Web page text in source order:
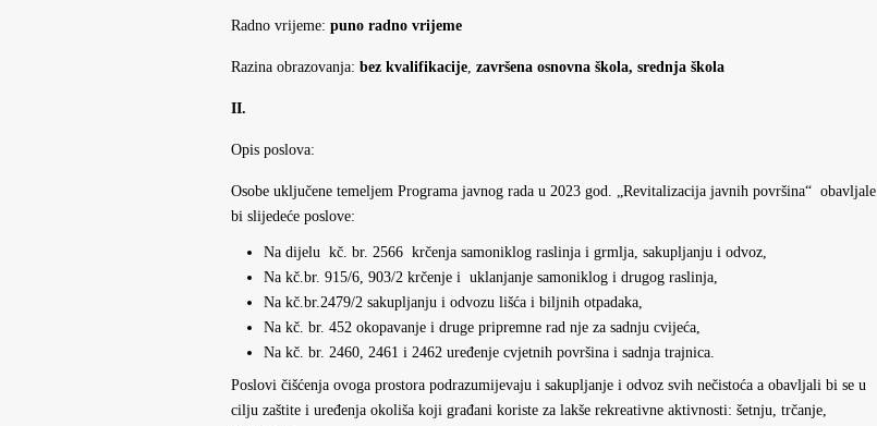
Radno vrijeme: puno radno vrijeme
Razina obrazovanja: bez kvalifikacije, završena osnovna škola, srednja škola
II.
Opis poslova:
Osobe uključene temeljem Programa javnog rada u 2023 god. „Revitalizacija javnih površina“ obavljale
bi slijedeće poslove:
Na dijelu kč. br. 2566 krčenja samoniklog raslinja i grmlja, sakupljanju i odvoz,
Na kč.br. 915/6, 903/2 krčenje i uklanjanje samoniklog i drugog raslinja,
Na kč.br.2479/2 sakupljanju i odvozu lišća i biljnih otpadaka,
Na kč. br. 452 okopavanje i druge pripremne rad nje za sadnju cvijeća,
Na kč. br. 2460, 2461 i 2462 uređenje cvjetnih površina i sadnja trajnica.
Poslovi čišćenja ovoga prostora podrazumijevaju i sakupljanje i odvoz svih nečistoća a obavljali bi se u
cilju zaštite i uređenja okoliša koji građani koriste za lakše rekreativne aktivnosti: šetnju, trčanje,